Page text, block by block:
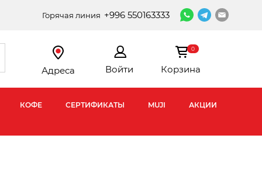
Горячая линия +996 550163333
Адреса Войти
0
Корзина
КОФЕ СЕРТИФИКАТЫ MUJI АКЦИИ